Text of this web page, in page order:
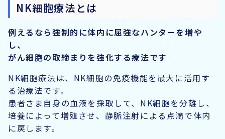
NK細胞療法とは
例えるなら強制的に体内に屈強なハンターを増や
し、
がん細胞の取締まりを強化する療法です
NK細胞療法は、NK細胞の免疫機能を最大に活用す
る治療法です。
患者さま自身の血液を採取して、NK細胞を分離し、
培養によって増殖させ、静脈注射による点滴で体内
に戻します。